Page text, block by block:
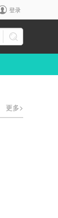
登录
更多>